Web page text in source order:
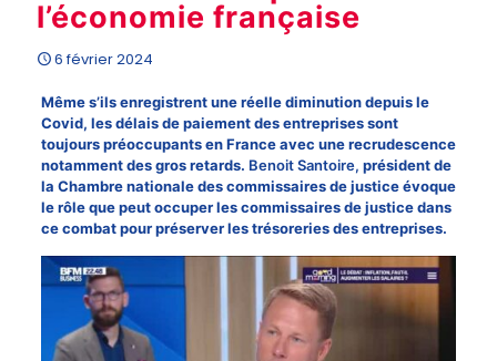
l’économie française
6 février 2024
Même s’ils enregistrent une réelle diminution depuis le
Covid, les délais de paiement des entreprises sont
toujours préoccupants en France avec une recrudescence
notamment des gros retards. Benoit Santoire, président de
la Chambre nationale des commissaires de justice évoque
le rôle que peut occuper les commissaires de justice dans
ce combat pour préserver les trésoreries des entreprises.